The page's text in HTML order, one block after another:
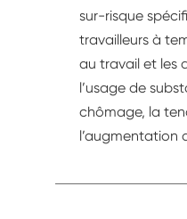
sur-risque
travailleurs à
au travail et les
l’usage de
chômage, la
l’augmentation